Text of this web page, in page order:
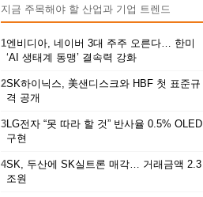
지금 주목해야 할 산업과 기업 트렌드
1엔비디아, 네이버 3대 주주 오른다… 한미
‘AI 생태계 동맹’ 결속력 강화
2SK하이닉스, 美샌디스크와 HBF 첫 표준규
격 공개
3LG전자 “못 따라 할 것” 반사율 0.5% OLED
구현
4SK, 두산에 SK실트론 매각… 거래금액 2.3
조원